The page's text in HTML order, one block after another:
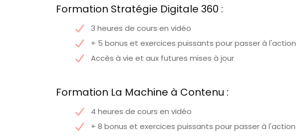
Formation Stratégie Digitale 360 :
3 heures de cours en vidéo
+ 5 bonus et exercices puissants pour passer à l'action
Accès à vie et aux futures mises à jour
Formation La Machine à Contenu :
4 heures de cours en vidéo
+ 8 bonus et exercices puissants pour passer à l'action